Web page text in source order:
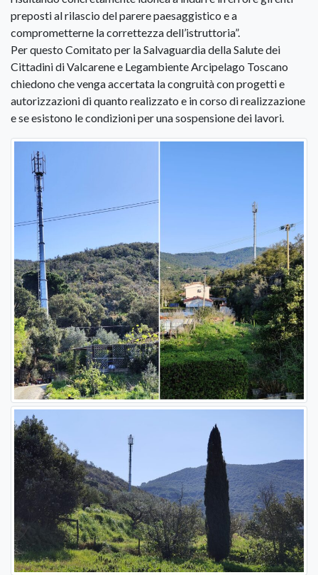
preposti al rilascio del parere paesaggistico e a
comprometterne la correttezza dell’istruttoria”.
Per questo Comitato per la Salvaguardia della Salute dei
Cittadini di Valcarene e Legambiente Arcipelago Toscano
chiedono che venga accertata la congruità con progetti e
autorizzazioni di quanto realizzato e in corso di realizzazione
e se esistono le condizioni per una sospensione dei lavori.